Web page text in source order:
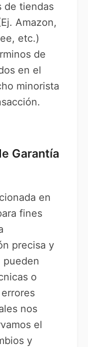
de tiendas
Amazon,
etc.)
de
en el
minorista
Garantía
en
fines
precisa y
pueden
o
nos
el
y